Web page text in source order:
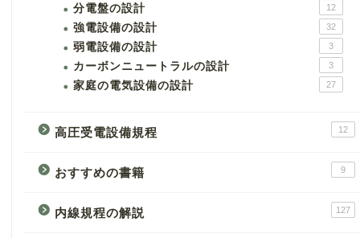
分電盤の設計 12
強電設備の設計 32
弱電設備の設計 3
カーボンニュートラルの設計 3
家庭の電気設備の設計 27
高圧受電設備規程 12
おすすめの書籍 9
内線規程の解説 127